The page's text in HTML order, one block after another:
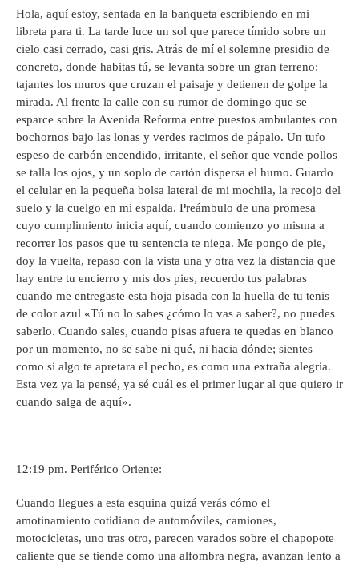
Hola, aquí estoy, sentada en la banqueta escribiendo en mi
libreta para ti. La tarde luce un sol que parece tímido sobre un
cielo casi cerrado, casi gris. Atrás de mí el solemne presidio de
concreto, donde habitas tú, se levanta sobre un gran terreno:
tajantes los muros que cruzan el paisaje y detienen de golpe la
mirada. Al frente la calle con su rumor de domingo que se
esparce sobre la Avenida Reforma entre puestos ambulantes con
bochornos bajo las lonas y verdes racimos de pápalo. Un tufo
espeso de carbón encendido, irritante, el señor que vende pollos
se talla los ojos, y un soplo de cartón dispersa el humo. Guardo
el celular en la pequeña bolsa lateral de mi mochila, la recojo del
suelo y la cuelgo en mi espalda. Preámbulo de una promesa
cuyo cumplimiento inicia aquí, cuando comienzo yo misma a
recorrer los pasos que tu sentencia te niega. Me pongo de pie,
doy la vuelta, repaso con la vista una y otra vez la distancia que
hay entre tu encierro y mis dos pies, recuerdo tus palabras
cuando me entregaste esta hoja pisada con la huella de tu tenis
de color azul «Tú no lo sabes ¿cómo lo vas a saber?, no puedes
saberlo. Cuando sales, cuando pisas afuera te quedas en blanco
por un momento, no se sabe ni qué, ni hacia dónde; sientes
como si algo te apretara el pecho, es como una extraña alegría.
Esta vez ya la pensé, ya sé cuál es el primer lugar al que quiero ir
cuando salga de aquí».
12:19 pm. Periférico Oriente:
Cuando llegues a esta esquina quizá verás cómo el
amotinamiento cotidiano de automóviles, camiones,
motocicletas, uno tras otro, parecen varados sobre el chapopote
caliente que se tiende como una alfombra negra, avanzan lento a